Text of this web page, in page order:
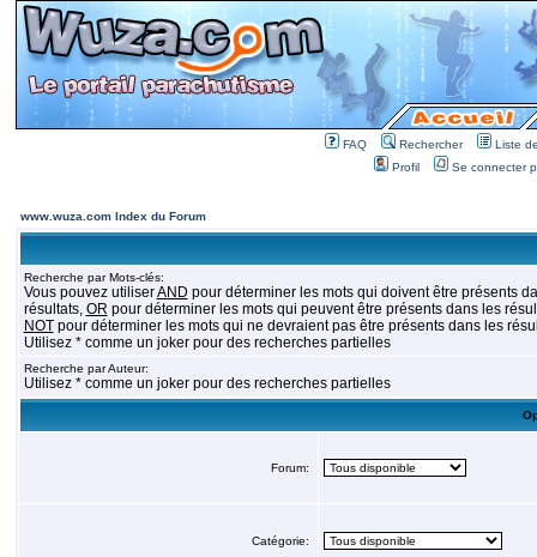
FAQ Rechercher
Liste
Profil
Se connecter
www.wuza.com Index du Forum
Recherche par Mots-clés:
Vous pouvez utiliserAND pour déterminer les mots qui doivent être présents
résultats, OR pour déterminer les mots qui peuvent être présents dans les
NOTpour déterminer les mots qui ne devraient pas être présents dans les
Utilisez * comme un joker pour des recherches partielles
Recherche par Auteur:
Utilisez * comme un joker pour des recherches partielles
Forum:
Catégorie: